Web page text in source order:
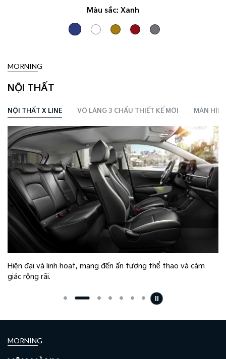
Màu sắc: Xanh
MORNING
NỘI THẤT
NỘI THẤT X LINE VÔ LĂNG 3 CHẤU THIẾT KẾ MỚI MÀN
Hiện đại và linh hoạt, mang đến ấn tượng thể thao và cảm
giác rộng rãi.
MORNING